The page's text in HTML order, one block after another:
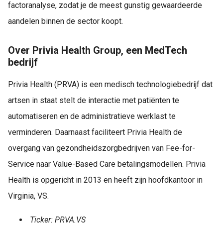
factoranalyse, zodat je de meest gunstig gewaardeerde
aandelen binnen de sector koopt.
Over Privia Health Group, een MedTech
bedrijf
Privia Health (PRVA) is een medisch technologiebedrijf dat
artsen in staat stelt de interactie met patiënten te
automatiseren en de administratieve werklast te
verminderen. Daarnaast faciliteert Privia Health de
overgang van gezondheidszorgbedrijven van Fee-for-
Service naar Value-Based Care betalingsmodellen. Privia
Health is opgericht in 2013 en heeft zijn hoofdkantoor in
Virginia, VS.
Ticker: PRVA.VS